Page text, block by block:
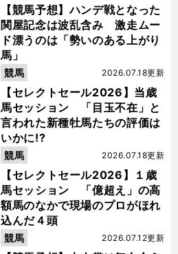
【競馬予想】ハンデ戦となった
関屋記念は波乱含み 激走ムー
ド漂うのは「勢いのある上がり
馬」
【セレクトセール2026】当歳
馬セッション 「目玉不在」と
言われた新種牡馬たちの評価は
いかに!?
2026.07.18更新
競馬
【セレクトセール2026】１歳
馬セッション 「億超え」の高
額馬のなかで現場のプロがほれ
込んだ４頭
2026.07.18更新
競馬
2026.07.12更新
競馬